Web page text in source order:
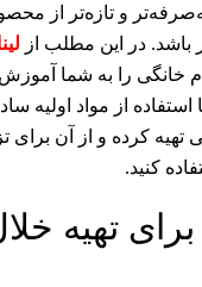
و تازه‌تر از
باشد. در این مطلب از
خانگی را به شما آموزش
از مواد اولیه
کرده و از آن برای
کنید.
برای تهیه